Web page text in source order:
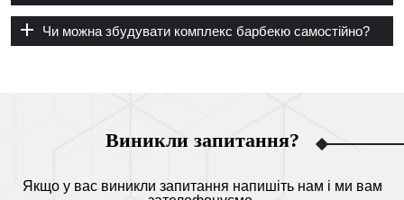
Чи можна збудувати комплекс барбекю самостійно?
Виникли запитання?
Якщо у вас виникли запитання напишіть нам і ми вам